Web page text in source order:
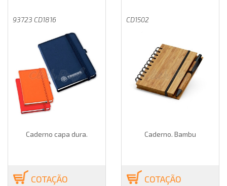
93723 CD1816
Caderno capa dura.
COTAÇÃO
CD1502
Caderno. Bambu
COTAÇÃO